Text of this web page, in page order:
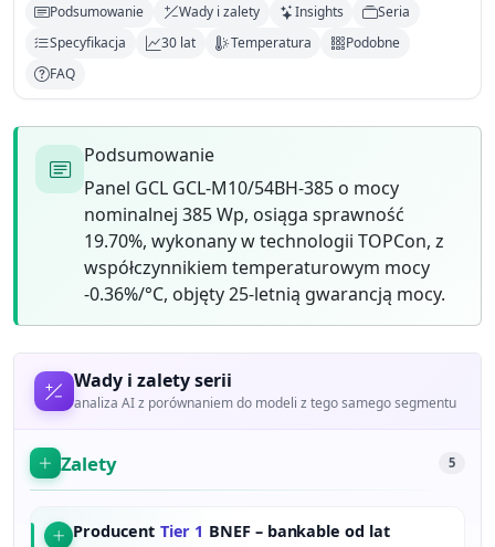
Podsumowanie Wady i zalety Insights
Seria
Specyfikacja
30 lat Temperatura
Podobne
FAQ
Podsumowanie
Panel GCL GCL-M10/54BH-385 o mocy
nominalnej 385 Wp, osiąga sprawność
19.70%, wykonany w technologii TOPCon, z
współczynnikiem temperaturowym mocy
-0.36%/°C, objęty 25-letnią gwarancją mocy.
Wady i zalety serii
analiza AI z porównaniem do modeli z tego samego segmentu
Zalety 5
Producent Tier 1 BNEF – bankable od lat